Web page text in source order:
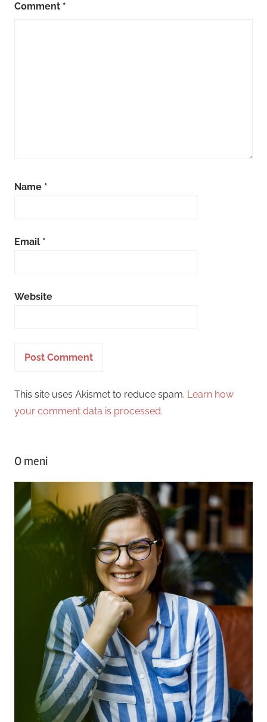
Comment *
Name *
Email *
Website
This site uses Akismet to reduce spam. Learn how
your comment data is processed.
O meni